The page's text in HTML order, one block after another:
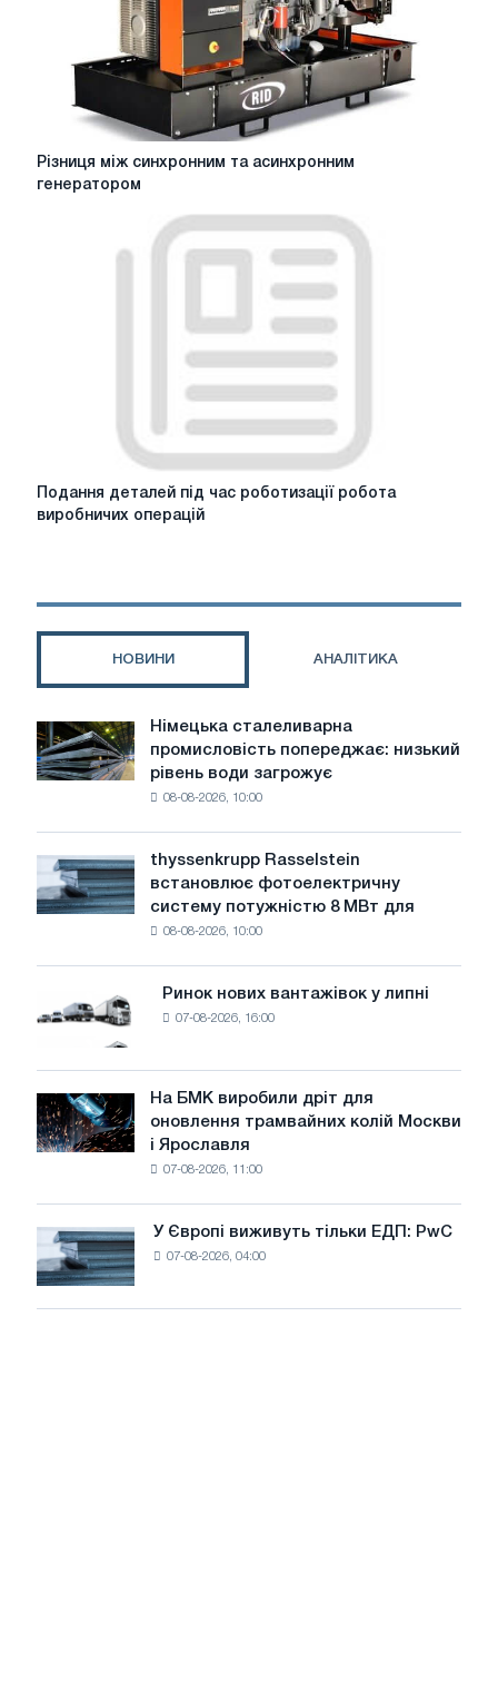
Різниця
Різниця між синхронним та асинхронним
генератором
Подання
деталей
робота
Подання деталей під час роботизації робота
виробничих операцій
НОВИНИ АНАЛІТИКА
Німецька
сталеливарна
промисловість
води
загрожує
безпеці
Німецька сталеливарна
промисловість попереджає: низький
рівень води загрожує
08-08-2026, 10:00
thyssenkrupp
Rasselstein
встановлює
фотоелектричну
досягнення
цілей
декарбонізації
thyssenkrupp Rasselstein
встановлює фотоелектричну
систему потужністю 8 МВт для
08-08-2026, 10:00
Ринок
нових
вантажівок
у
липні
Ринок нових вантажівок у липні
07-08-2026, 16:00
На
БМК
виробили
трамвайних
колій
Москви
і
На БМК виробили дріт для
оновлення трамвайних колій Москви
і Ярославля
07-08-2026, 11:00
Європі
виживуть
тільки
У Європі виживуть тільки ЕДП: PwC
07-08-2026, 04:00